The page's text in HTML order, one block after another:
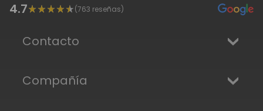
4.7 (763 reseñas)
Contacto
Compañía